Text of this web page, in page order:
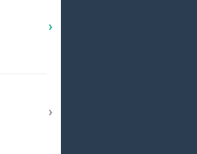
›
›